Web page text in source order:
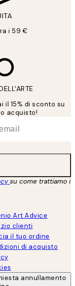
i 59 €
15% di sconto su
acquisto!
su come trattiamo i
Art Advice
clienti
il tuo ordine
di acquisto
annullamento